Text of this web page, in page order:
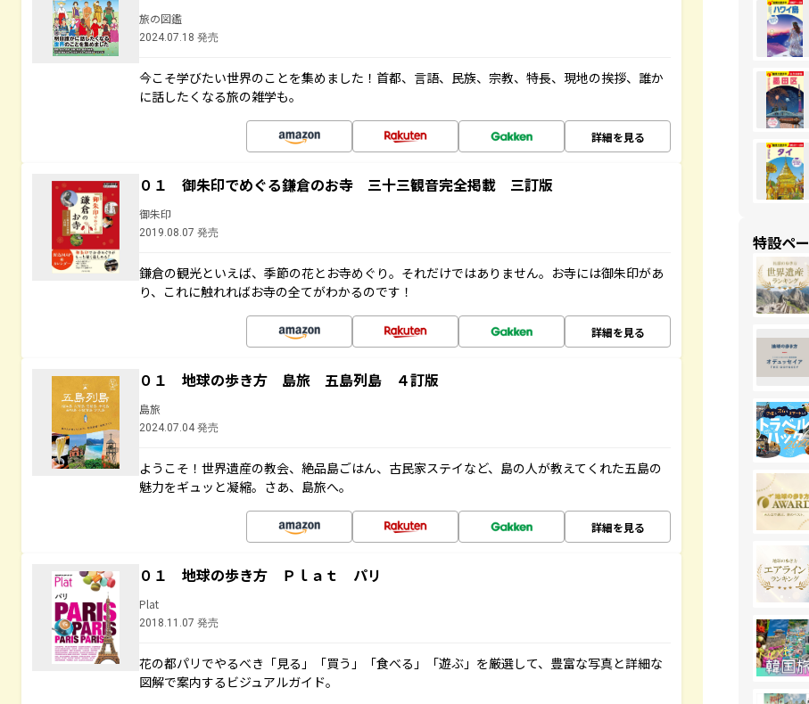
旅の図鑑
2024.07.18 発売
今こそ学びたい世界のことを集めました！首都、言語、民族、宗教、特長、現地の挨拶、誰か
に話したくなる旅の雑学も。
詳細を見る
０１ 御朱印でめぐる鎌倉のお寺 三十三観音完全掲載 三訂版
御朱印
2019.08.07 発売
鎌倉の観光といえば、季節の花とお寺めぐり。それだけではありません。お寺には御朱印があ
り、これに触れればお寺の全てがわかるのです！
詳細を見る
０１ 地球の歩き方 島旅 五島列島 ４訂版
島旅
2024.07.04 発売
ようこそ！世界遺産の教会、絶品島ごはん、古民家ステイなど、島の人が教えてくれた五島の
魅力をギュッと凝縮。さあ、島旅へ。
詳細を見る
０１ 地球の歩き方 Ｐｌａｔ パリ
Plat
2018.11.07 発売
花の都パリでやるべき「見る」「買う」「食べる」「遊ぶ」を厳選して、豊富な写真と詳細な
図解で案内するビジュアルガイド。
特設ペ